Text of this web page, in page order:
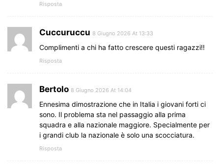
Risposta
Cuccuruccu 8 Giugno 2026 At 13:33
Complimenti a chi ha fatto crescere questi ragazzi!!
Risposta
Bertolo 8 Giugno 2026 At 14:04
Ennesima dimostrazione che in Italia i giovani forti ci
sono. Il problema sta nel passaggio alla prima
squadra e alla nazionale maggiore. Specialmente per
i grandi club la nazionale è solo una scocciatura.
Risposta